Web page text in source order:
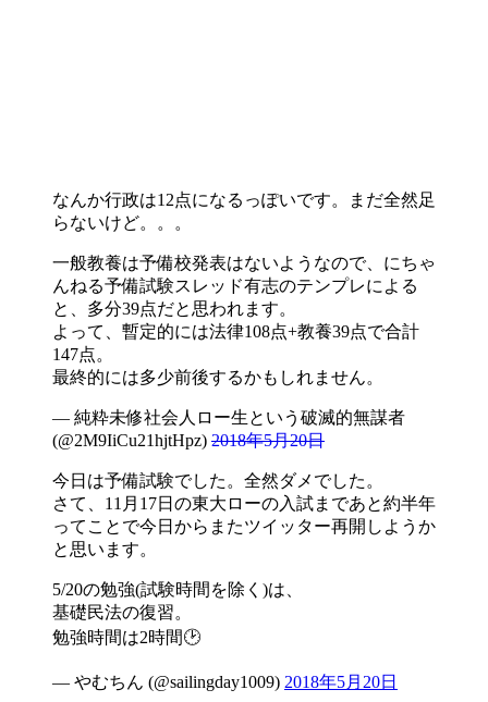
なんか行政は12点になるっぽいです。まだ全然足
らないけど。。。
一般教養は予備校発表はないようなので、にちゃ
んねる予備試験スレッド有志のテンプレによる
と、多分39点だと思われます。
よって、暫定的には法律108点+教養39点で合計
147点。
最終的には多少前後するかもしれません。
— 純粋未修社会人ロー生という破滅的無謀者
(@2M9IiCu21hjtHpz) 2018年5月20日
今日は予備試験でした。全然ダメでした。
さて、11月17日の東大ローの入試まであと約半年
ってことで今日からまたツイッター再開しようか
と思います。
5/20の勉強(試験時間を除く)は、
基礎民法の復習。
勉強時間は2時間🕑
— やむちん (@sailingday1009) 2018年5月20日